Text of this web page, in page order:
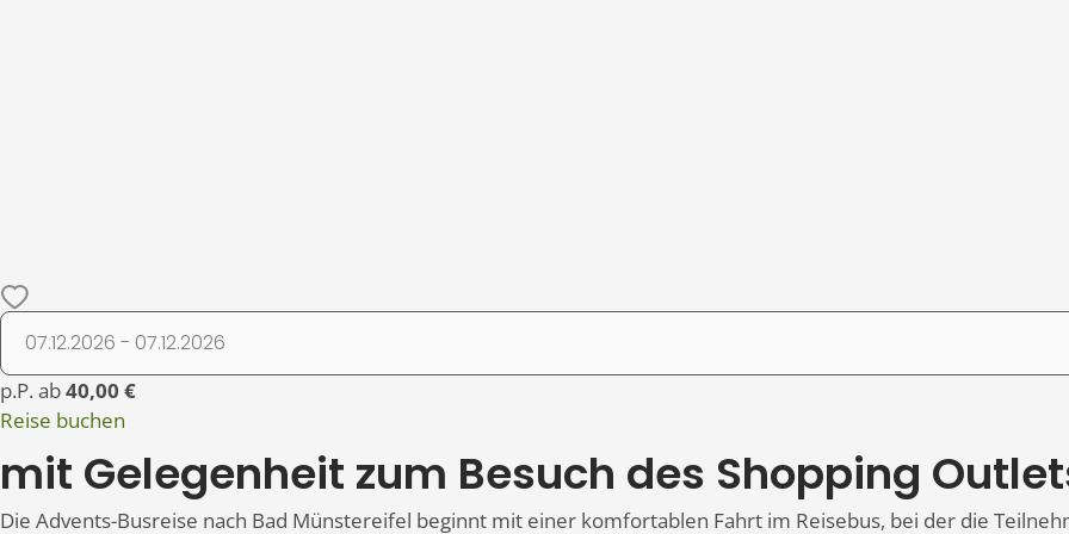
p.P. ab40,00 €
Reise buchen
mit Gelegenheit zum Besuch des Shopping
Die Advents-Busreise nach Bad Münstereifel beginnt mit einer komfortablen Fahrt im Reisebus, bei der die